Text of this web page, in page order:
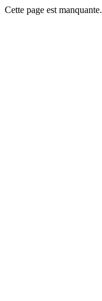
Cette page est manquante.